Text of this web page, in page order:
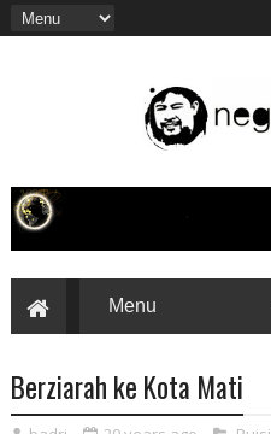
Berziarah ke Kota Mati